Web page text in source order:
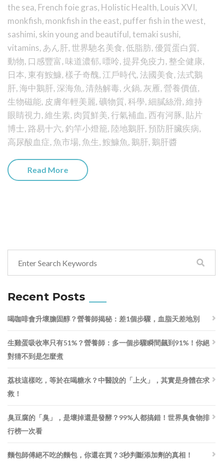
the sea, French foie gras, Holistic Health, Louis XVI,
monkfish, monkfish in the east, puffer fish in the west,
sashimi, skin young and beautiful, temaki sushi,
vitamins, あん肝,世界馳名美食,低脂肪,優質蛋白質,
動物, 口感豐富, 味道濃郁,嘌呤,提昇免疫力, 整全健康,
日本, 東有鮟鱇,樣子奇醜, 江戶時代, 法國美食, 法式鵝
肝, 海中鵝肝, 深海魚, 清熱解毒, 火鍋, 灰雁,營養價值,
生物磁能, 皮膚年輕美麗,礦物質,科學,細膩絲滑,維持
眼睛視力,維生素, 肉質鮮美,行氣補血,西有河豚, 貼片
博士, 路易十六,釣竿小燈籠, 陸地鵝肝,預防肝臟疾病,
高尿酸血症, 魚市場, 魚生,鮟鱇魚, 鵝肝, 鵝肝醬
Read More
Recent Posts
喝咖啡會升壞膽固醇？營養師揭秘：差1個步驟，血脂天差地別
生雞蛋吸收率只有51%？營養師：多一個步驟瞬間飆到91%！你絕
對猜不到是怎麼煮
荔枝這樣吃，等於在喝糖水？中醫說的「上火」，其實是身體在求
救！
臭豆腐的「臭」，是壞掉還是發酵？99%人都搞錯！世界臭食物排
行榜一次看
麵包師傅絕不吃的麵包，你還在買？3秒判斷添加劑的真相！